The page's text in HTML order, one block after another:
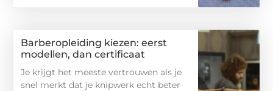
Barberopleiding kiezen: eerst
modellen, dan certificaat
Je krijgt het meeste vertrouwen als je
snel merkt dat je knipwerk echt beter